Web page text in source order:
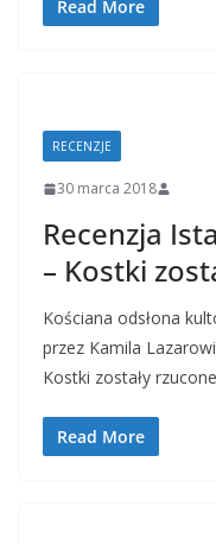
Read More
RECENZJE
30 marca 2018
Recenzja
– Kostki
Kościana odsłona
przez Kamila
Kostki zostały
Read More